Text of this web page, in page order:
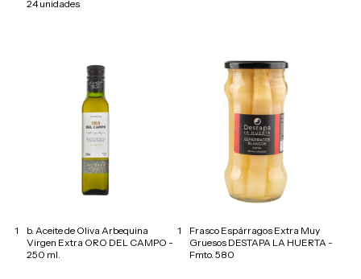
24 unidades
1
b. Aceite de Oliva Arbequina
Virgen Extra ORO DEL CAMPO -
250 ml.
1
Frasco Espárragos Extra Muy
Gruesos DESTAPA LA HUERTA -
Fmto. 580